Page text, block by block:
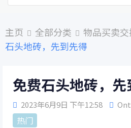
主页 全部分类 物品买卖交
石头地砖，先到先得
免费石头地砖，
2023年6月9日 下午12:58
热门